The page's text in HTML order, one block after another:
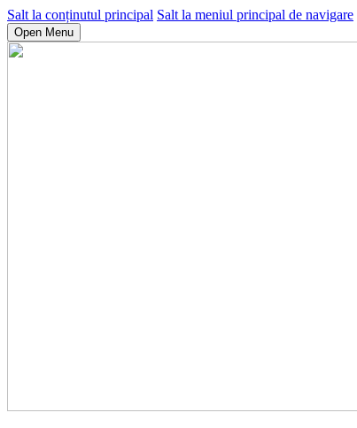
Salt la conținutul principal Salt la meniul principal de navigare
Open Menu